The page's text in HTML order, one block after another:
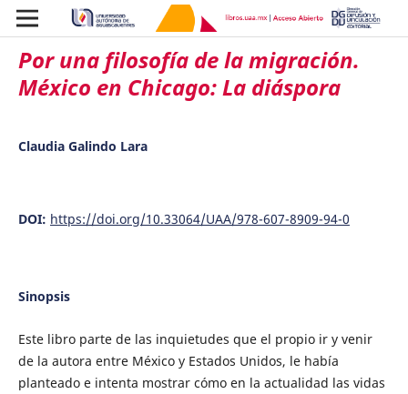
Por una filosofía de la migración.
México en Chicago: La diáspora
Claudia Galindo Lara
DOI: https://doi.org/10.33064/UAA/978-607-8909-94-0
Sinopsis
Este libro parte de las inquietudes que el propio ir y venir
de la autora entre México y Estados Unidos, le había
planteado e intenta mostrar cómo en la actualidad las vidas